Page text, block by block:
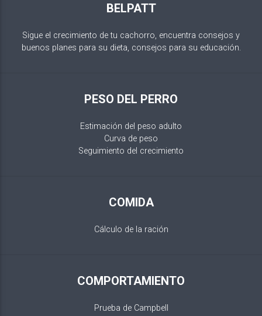
BELPATT
Sigue el crecimiento de tu cachorro, encuentra consejos y
buenos planes para su dieta, consejos para su educación.
PESO DEL PERRO
Estimación del peso adulto
Curva de peso
Seguimiento del crecimiento
COMIDA
Cálculo de la ración
COMPORTAMIENTO
Prueba de Campbell